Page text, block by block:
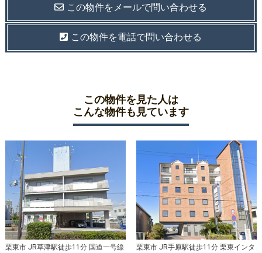
この物件を メールで問い合わせる
この物件を電話で問い合わせる
この物件を見た人は
こんな物件も見ています
栗東市 JR草津駅徒歩11分 国道一号線
栗東市 JR手原駅徒歩11分 栗東インタ